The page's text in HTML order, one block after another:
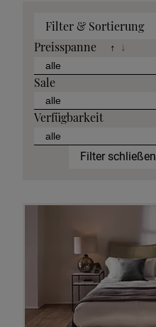
Filter & Sortierung
Preisspanne
↑ ↓
Sale
Verfügbarkeit
Filter schließen